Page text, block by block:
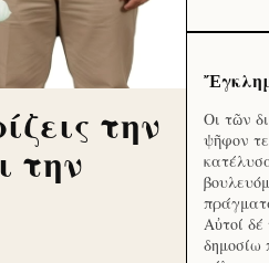
την
την
Οι τῶν
ψῆφον
Αὐτοί
δημοσίω